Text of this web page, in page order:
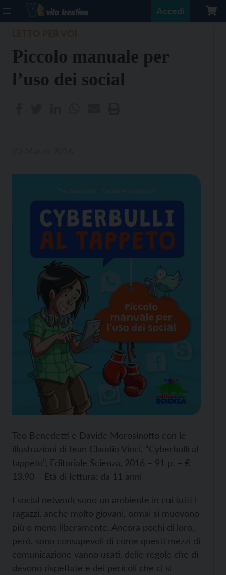
Accedi
Piccolo manuale per
l’uso dei social
Teo Benedetti e Davide Morosinotto con le
illustrazioni di Jean Claudio Vinci, “Cyberbulli al
tappeto”, Editoriale Scienza, 2016 – 91 p. – €
13,90 – Età di lettura: da 11 anni
I social network sono un ambiente in cui tutti i
ragazzi, anche molto giovani, ormai si muovono
più o meno liberamente. Ancora pochi di loro,
però, sono consapevoli di come questi mezzi di
comunicazione vanno usati, delle regole che di
devono rispettate e dei pericoli che ci si